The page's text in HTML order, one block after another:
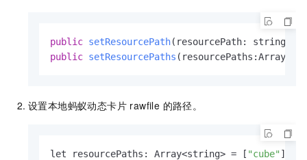
public setResourcePath(resourcePath: string)
public setResourcePaths
设置本地蚂蚁动态卡片 rawfile 的路径。
let resourcePaths: Array<string> = [ "cube"